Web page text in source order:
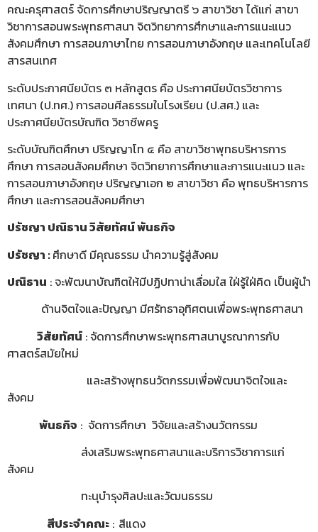
คณะครุศาสตร์ จัดการศึกษาปริญญาตรี ๖ สาขาวิชา ได้แก่ สาขา
วิชาการสอนพระพุทธศาสนา จิตวิทยาการศึกษาและการแนะแนว
สังคมศึกษา การสอนภาษาไทย การสอนภาษาอังกฤษ และเทคโนโลยี
สารสนเทศ
ระดับประกาศนียบัตร ๓ หลักสูตร คือ ประกาศนียบัตรวิชาการ
เทศนา (ป.ทศ.) การสอนศีลธรรมในโรงเรียน (ป.สศ.) และ
ประกาศนียบัตรบัณฑิต วิชาชีพครู
ระดับบัณฑิตศึกษา ปริญญาโท ๔ คือ สาขาวิชาพุทธบริหารการ
ศึกษา การสอนสังคมศึกษา จิตวิทยาการศึกษาและการแนะแนว และ
การสอนภาษาอังกฤษ ปริญญาเอก ๒ สาขาวิชา คือ พุทธบริหารการ
ศึกษา และการสอนสังคมศึกษา
ปรัชญา ปณิธาน วิสัยทัศน์ พันธกิจ
ปรัชญา :ศึกษาดี มีคุณธรรม นำความรู้สู่สังคม
ปณิธาน : จะพัฒนาบัณฑิตให้มีปฏิปทาน่าเลื่อมใส ใฝ่รู้ใฝ่คิด เป็นผู้นำ
ด้านจิตใจและปัญญา มีศรัทธาอุทิศตนเพื่อพระพุทธศาสนา
วิสัยทัศน์ : จัดการศึกษาพระพุทธศาสนาบูรณาการกับ
ศาสตร์สมัยใหม่
และสร้างพุทธนวัตกรรมเพื่อพัฒนาจิตใจและ
สังคม
พันธกิจ : จัดการศึกษา วิจัยและสร้างนวัตกรรม
ส่งเสริมพระพุทธศาสนาและบริการวิชาการแก่
สังคม
ทะนุบำรุงศิลปะและวัฒนธรรม
สีประจำคณะ : สีแดง